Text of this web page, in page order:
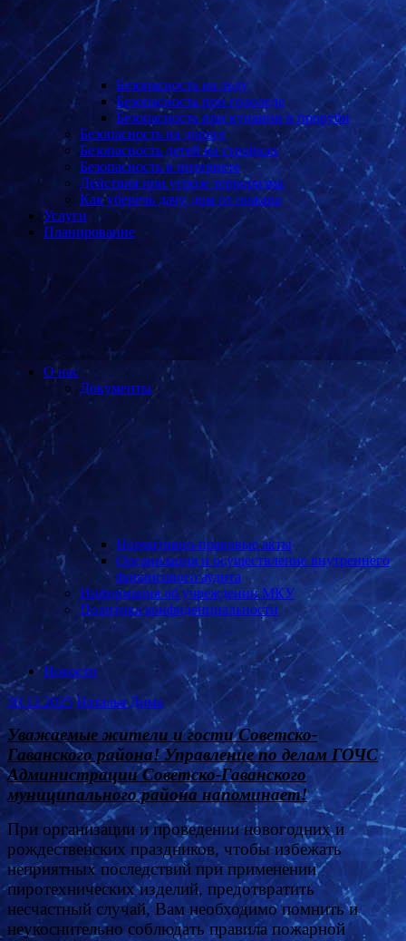
Безопасность на льду
Безопасность при гололеде
Безопасность при купании в проруби
Безопасность на дороге
Безопасность детей на стройках
Безопасность в интернете
Действия при угрозе терроризма
Как уберечь дачу, дом от пожара
Услуги
Планирование
О нас
Документы
Нормативно-правовые акты
Организация и осуществление внутреннего
финансового аудита
Информация об учреждении МКУ
Политика конфиденциальности
Новости
30.12.2025 Наталья Дима
Уважаемые жители и гости Советско-
Гаванского района! Управление по делам ГОЧС
Администрации Советско-Гаванского
муниципального района напоминает!
При организации и проведении новогодних и
рождественских праздников, чтобы избежать
неприятных последствий при применении
пиротехнических изделий, предотвратить
несчастный случай, Вам необходимо помнить и
неукоснительно соблюдать правила пожарной